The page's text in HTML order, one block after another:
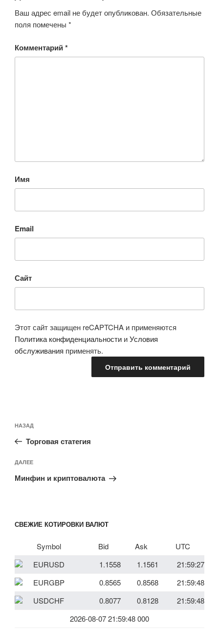
Ваш адрес email не будет опубликован. Обязательные
поля помечены *
Комментарий*
Имя
Email
Сайт
Этот сайт защищен reCAPTCHA и применяются
Политика конфиденциальности иУсловия
обслуживания применять.
по
записям
Предыдущая
запись:
НАЗАД
Торговая статегия
Следующая
запись
ДАЛЕЕ
Минфин и криптовалюта
СВЕЖИЕ КОТИРОВКИ ВАЛЮТ
Symbol Bid Ask
UTC
EURUSD
1.1558 1.1561
21:59:27
EURGBP
0.8565 0.8568
21:59:48
USDCHF
0.8077 0.8128
21:59:48
2026-08-07 21:59:48 000